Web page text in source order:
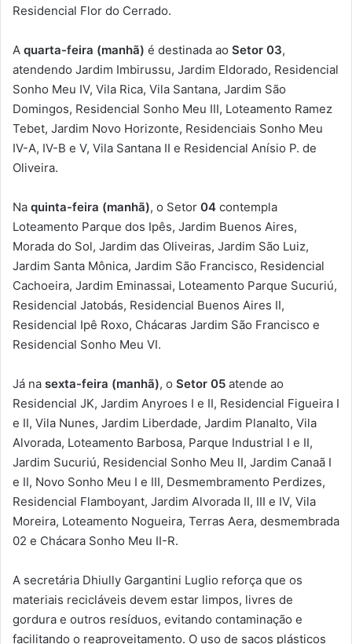
Residencial Flor do Cerrado.
A quarta-feira (manhã) é destinada ao Setor 03,
atendendo Jardim Imbirussu, Jardim Eldorado, Residencial
Sonho Meu IV, Vila Rica, Vila Santana, Jardim São
Domingos, Residencial Sonho Meu III, Loteamento Ramez
Tebet, Jardim Novo Horizonte, Residenciais Sonho Meu
IV-A, IV-B e V, Vila Santana II e Residencial Anísio P. de
Oliveira.
Na quinta-feira (manhã), o Setor 04 contempla
Loteamento Parque dos Ipês, Jardim Buenos Aires,
Morada do Sol, Jardim das Oliveiras, Jardim São Luiz,
Jardim Santa Mônica, Jardim São Francisco, Residencial
Cachoeira, Jardim Eminassai, Loteamento Parque Sucuriú,
Residencial Jatobás, Residencial Buenos Aires II,
Residencial Ipê Roxo, Chácaras Jardim São Francisco e
Residencial Sonho Meu VI.
Já na sexta-feira (manhã), o Setor 05 atende ao
Residencial JK, Jardim Anyroes I e II, Residencial Figueira I
e II, Vila Nunes, Jardim Liberdade, Jardim Planalto, Vila
Alvorada, Loteamento Barbosa, Parque Industrial I e II,
Jardim Sucuriú, Residencial Sonho Meu II, Jardim Canaã I
e II, Novo Sonho Meu I e III, Desmembramento Perdizes,
Residencial Flamboyant, Jardim Alvorada II, III e IV, Vila
Moreira, Loteamento Nogueira, Terras Aera, desmembrada
02 e Chácara Sonho Meu II-R.
A secretária Dhiully Gargantini Luglio reforça que os
materiais recicláveis devem estar limpos, livres de
gordura e outros resíduos, evitando contaminação e
facilitando o reaproveitamento. O uso de sacos plásticos